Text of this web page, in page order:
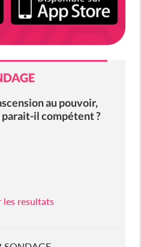
au pouvoir,
il compétent ?
les resultats